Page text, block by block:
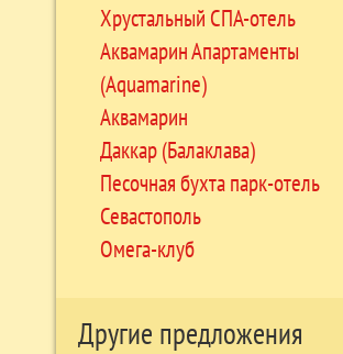
Хрустальный СПА-отель
Аквамарин Апартаменты
(Aquamarine)
Аквамарин
Даккар (Балаклава)
Песочная бухта парк-отель
Севастополь
Омега-клуб
Другие предложения